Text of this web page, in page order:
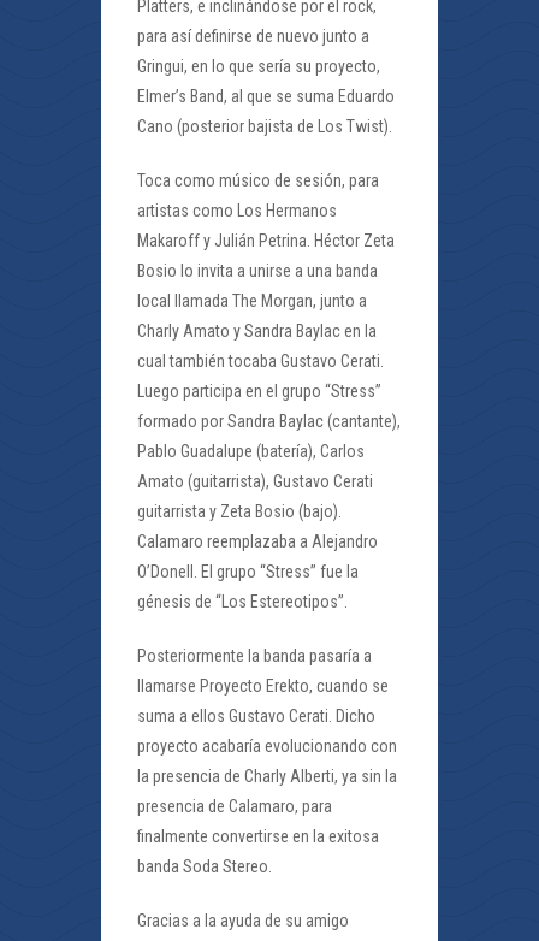
Platters, e inclinándose por el rock,
para así definirse de nuevo junto a
Gringui, en lo que sería su proyecto,
Elmer’s Band, al que se suma Eduardo
Cano (posterior bajista de Los Twist).
Toca como músico de sesión, para
artistas como Los Hermanos
Makaroff y Julián Petrina. Héctor Zeta
Bosio lo invita a unirse a una banda
local llamada The Morgan, junto a
Charly Amato y Sandra Baylac en la
cual también tocaba Gustavo Cerati.
Luego participa en el grupo “Stress”
formado por Sandra Baylac (cantante),
Pablo Guadalupe (batería), Carlos
Amato (guitarrista), Gustavo Cerati
guitarrista y Zeta Bosio (bajo).
Calamaro reemplazaba a Alejandro
O’Donell. El grupo “Stress” fue la
génesis de “Los Estereotipos”.
Posteriormente la banda pasaría a
llamarse Proyecto Erekto, cuando se
suma a ellos Gustavo Cerati. Dicho
proyecto acabaría evolucionando con
la presencia de Charly Alberti, ya sin la
presencia de Calamaro, para
finalmente convertirse en la exitosa
banda Soda Stereo.
Gracias a la ayuda de su amigo